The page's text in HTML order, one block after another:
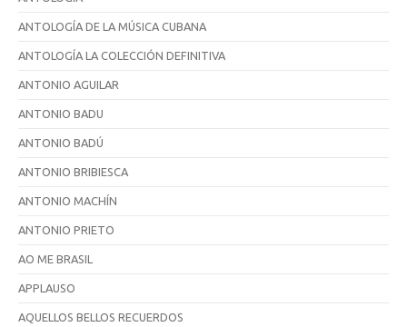
ANTOLOGÍA DE LA MÚSICA CUBANA
ANTOLOGÍA LA COLECCIÓN DEFINITIVA
ANTONIO AGUILAR
ANTONIO BADU
ANTONIO BADÚ
ANTONIO BRIBIESCA
ANTONIO MACHÍN
ANTONIO PRIETO
AO ME BRASIL
APPLAUSO
AQUELLOS BELLOS RECUERDOS